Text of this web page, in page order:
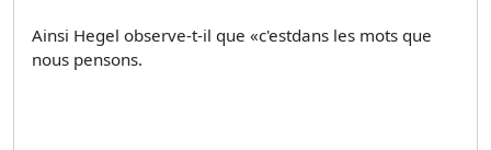
Ainsi Hegel observe-t-il que «c'estdans les mots que
nous pensons.